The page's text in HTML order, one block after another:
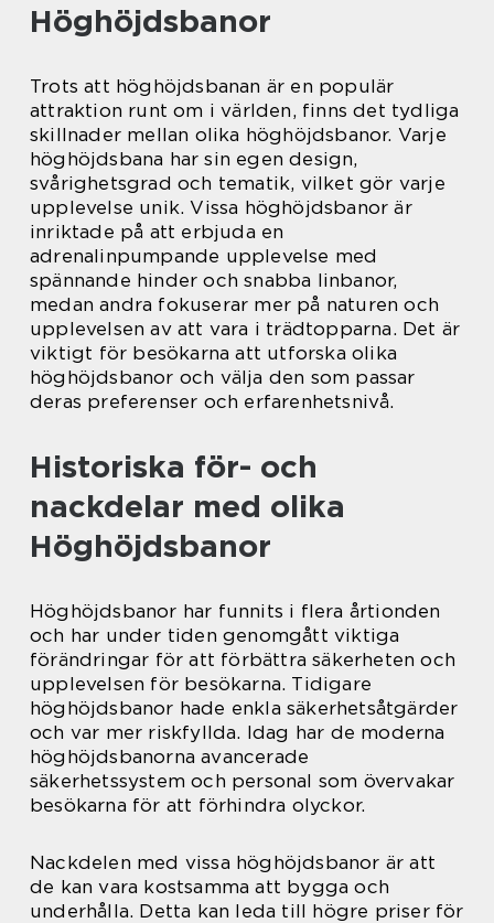
Höghöjdsbanor
Trots att höghöjdsbanan är en populär
attraktion runt om i världen, finns det tydliga
skillnader mellan olika höghöjdsbanor. Varje
höghöjdsbana har sin egen design,
svårighetsgrad och tematik, vilket gör varje
upplevelse unik. Vissa höghöjdsbanor är
inriktade på att erbjuda en
adrenalinpumpande upplevelse med
spännande hinder och snabba linbanor,
medan andra fokuserar mer på naturen och
upplevelsen av att vara i trädtopparna. Det är
viktigt för besökarna att utforska olika
höghöjdsbanor och välja den som passar
deras preferenser och erfarenhetsnivå.
Historiska för- och
nackdelar med olika
Höghöjdsbanor
Höghöjdsbanor har funnits i flera årtionden
och har under tiden genomgått viktiga
förändringar för att förbättra säkerheten och
upplevelsen för besökarna. Tidigare
höghöjdsbanor hade enkla säkerhetsåtgärder
och var mer riskfyllda. Idag har de moderna
höghöjdsbanorna avancerade
säkerhetssystem och personal som övervakar
besökarna för att förhindra olyckor.
Nackdelen med vissa höghöjdsbanor är att
de kan vara kostsamma att bygga och
underhålla. Detta kan leda till högre priser för